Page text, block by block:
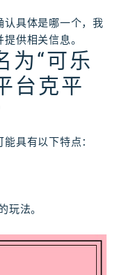
认具体是哪一个，我
供相关信息。
为“可乐
台克平
具有以下特点：
玩法。